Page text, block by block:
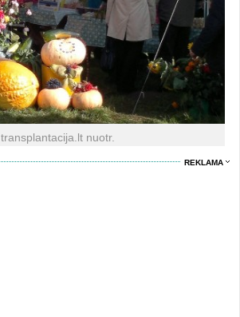
transplantacija.lt nuotr.
REKLAMA